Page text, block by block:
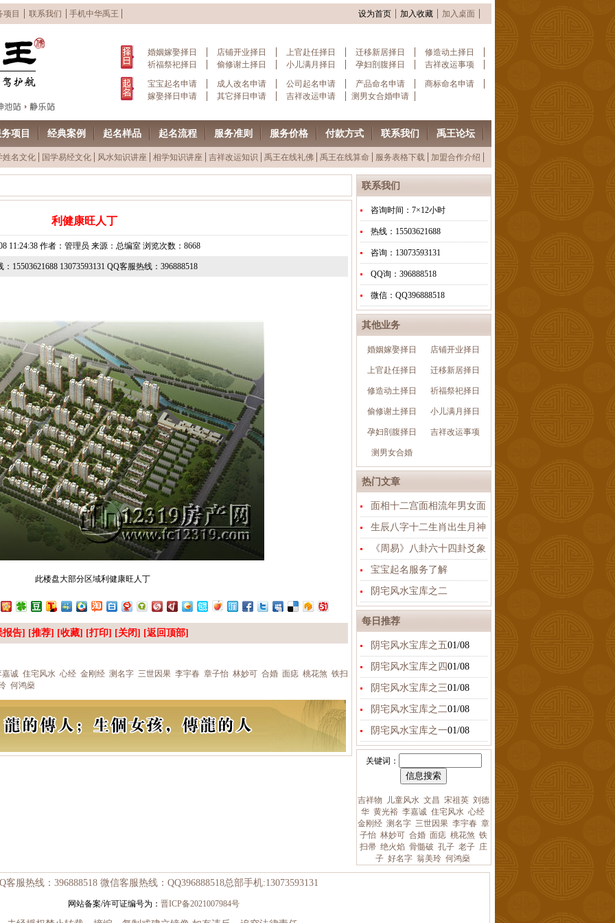
项目 联系我们 手机中华禹王 设为首页 加入收藏 加入桌面
婚姻嫁娶择日 店铺开业择日 上官赴任择日 迁移新居择日
修造动土择日
祈福祭祀择日
偷修谢土择日 小儿满月择日 孕妇剖腹择日
吉祥改运事项
宝宝起名申请
成人改名申请 公司起名申请 产品命名申请
商标命名申请
嫁娶择日申请
其它择日申请 吉祥改运申请 测男女合婚申请
项目 经典案例 起名样品 起名流程 服务准则 服务价格 付款方式 联系我们 禹王论坛
姓名文化 国学易经文化 风水知识讲座 相学知识讲座 吉祥改运知识 禹王在线礼佛 禹王在线算命 服务表格下载 加盟合作介绍
联系我们
咨询时间：7×12小时
热线：15503621688
咨询：13073593131
QQ询：396888518
微信：QQ396888518
其他业务
婚姻嫁娶择日 店铺开业择日
上官赴任择日 迁移新居择日
修造动土择日 祈福祭祀择日
偷修谢土择日 小儿满月择日
孕妇剖腹择日 吉祥改运事项
测男女合婚
热门文章
面相十二宫面相流年男女面
生辰八字十二生肖出生月神
《周易》八卦六十四卦爻象
宝宝起名服务了解
阴宅风水宝库之二
每日推荐
阴宅风水宝库之五01/08
阴宅风水宝库之四01/08
阴宅风水宝库之三01/08
阴宅风水宝库之二01/08
阴宅风水宝库之一01/08
关键词：
吉祥物 儿童风水 文昌 宋祖英 刘德
华 黄光裕 李嘉诚 住宅风水 心经
金刚经 测名字 三世因果 李宇春 章
子怡 林妙可 合婚 面痣 桃花煞 铁
扫帚 绝火焰 骨髓破 孔子 老子 庄
子 好名字 翁美玲 何鸿燊
利健康旺人丁
11:24:38 作者：管理员 来源：总编室 浏览次数：8668
15503621688 13073593131 QQ客服热线：396888518
此楼盘大部分区域利健康旺人丁
报告] [推荐] [收藏] [打印] [关闭] [返回顶部]
诚 住宅风水 心经 金刚经 测名字 三世因果 李宇春 章子怡 林妙可 合婚 面痣 桃花煞 铁扫
何鸿燊
客服热线：396888518 微信客服热线：QQ396888518总部手机:13073593131
网站备案/许可证编号为： 晋ICP备2021007984号